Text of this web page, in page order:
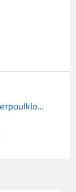
http://nl.linkedin.com/in/peterpaulkloosterman